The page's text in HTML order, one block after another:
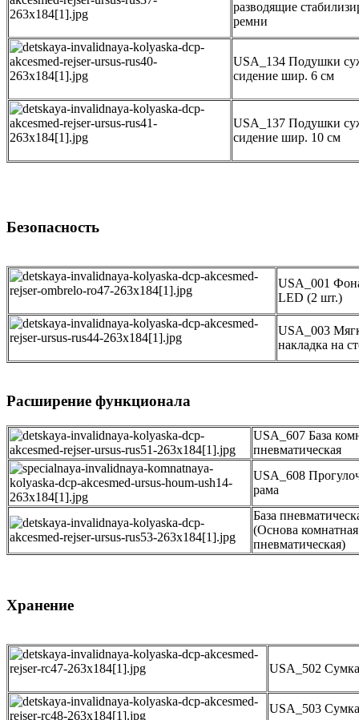
разводящие
ремни
USA_134 Подушки
сидение шир. 6 см
USA_137 Подушки
сидение шир. 10 см
Безопасность
USA_001
LED (2 шт.)
USA_003
накладка на
Расширение функционала
USA_607 База
пневматическая
USA_608
рама
База
(Основа комнатная
пневматическая)
Хранение
USA_502
USA_503 Сумка